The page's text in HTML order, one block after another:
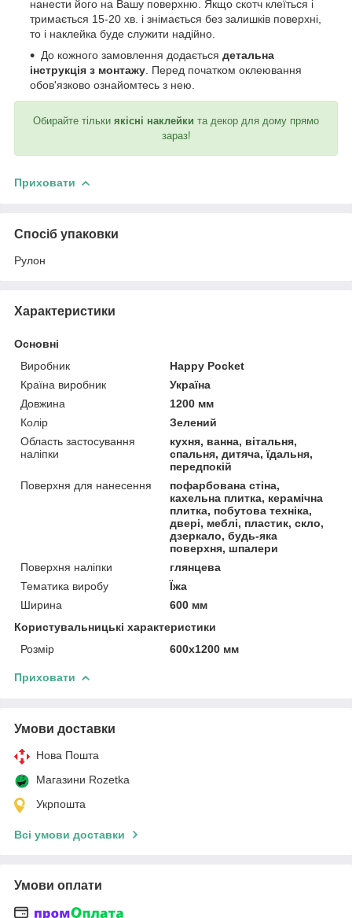
нанести його на Вашу поверхню. Якщо скотч клеїться і
тримається 15-20 хв. і знімається без залишків поверхні,
то і наклейка буде служити надійно.
До кожного замовлення додається детальна
інструкція з монтажу . Перед початком оклеювання
обов'язково ознайомтесь з нею.
Обирайте тільки якісні наклейки та декор для дому прямо
зараз!
Приховати
Спосіб упаковки
Рулон
Характеристики
Основні
Виробник
Happy Pocket
Країна виробник
Україна
Довжина
1200 мм
Колір
Зелений
Область застосування
наліпки
кухня, ванна, вітальня,
спальня, дитяча, їдальня,
передпокій
Поверхня для нанесення
пофарбована стіна,
кахельна плитка, керамічна
плитка, побутова техніка,
двері, меблі, пластик, скло,
дзеркало, будь-яка
поверхня, шпалери
Поверхня наліпки
глянцева
Тематика виробу
Їжа
Ширина
600 мм
Користувальницькі характеристики
Розмір
600х1200 мм
Приховати
Умови доставки
Нова Пошта
Магазини Rozetka
Укрпошта
Всі умови доставки
Умови оплати